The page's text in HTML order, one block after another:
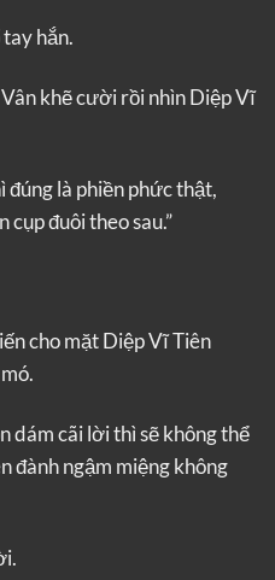
hắn.
khẽ cười rồi nhìn Diệp Vĩ
đúng là phiền phức thật,
cụp đuôi theo sau.”
cho mặt Diệp Vĩ Tiên
dám cãi lời thì sẽ không thể
đành ngậm miệng không